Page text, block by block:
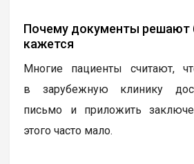
Почему документы решают
кажется
Многие пациенты считают,
в зарубежную клинику
письмо и приложить
этого часто мало.